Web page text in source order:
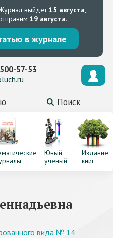
выйдет15 августа,
19 августа.
в журнале
Поиск
57-53
Юный
ученый
Издание
книг
вида № 14